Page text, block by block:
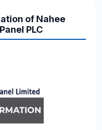
of Nahee
PLC